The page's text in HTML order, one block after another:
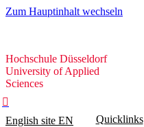
Zum Hauptinhalt wechseln
Hochschule
Düsseldorf
Hochschule Düsseldorf
University of Applied
Sciences

English site EN Quicklinks